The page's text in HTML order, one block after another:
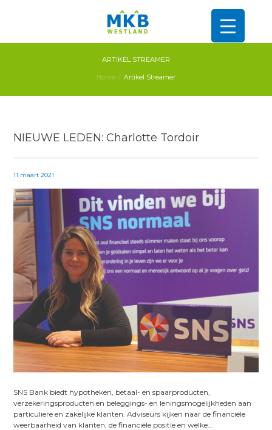
ARTIKEL STREAMER
Home Artikel Streamer
NIEUWE LEDEN: Charlotte Tordoir
11 maart 2021
SNS Bank biedt hypotheken, betaal- en spaarproducten,
verzekeringsproducten en beleggings- en leningsmogelijkheden aan
particuliere en zakelijke klanten. Adviseurs kijken naar de financiële
weerbaarheid van klanten, de financiële positie en welke...